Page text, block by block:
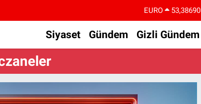
EURO 53,38690
STERLİN
61,60380
BITCOIN
79.591,74
Siyaset Gündem Gizli Gündem